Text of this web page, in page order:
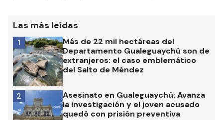
Las más leídas
Más de 22 mil hectáreas del
Departamento Gualeguaychú son de
extranjeros: el caso emblemático
del Salto de Méndez
1
Asesinato en Gualeguaychú: Avanza
la investigación y el joven acusado
quedó con prisión preventiva
2